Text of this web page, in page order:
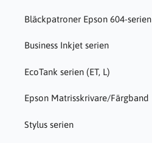
Bläckpatroner Epson 604-serien
Business Inkjet serien
EcoTank serien (ET, L)
Epson Matrisskrivare/Färgband
Stylus serien